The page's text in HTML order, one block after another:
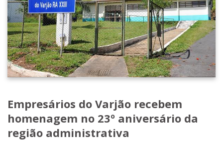
Empresários do Varjão recebem
homenagem no 23º aniversário da
região administrativa